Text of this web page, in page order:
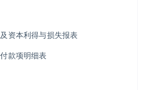
资本利得与损失报表
款项明细表